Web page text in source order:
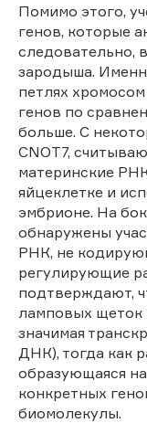
Помимо этого,
генов, которые
следовательно,
зародыша.
петлях
генов по
больше. С
CNOT7,
материнские
яйцеклетке и
эмбрионе. На
обнаружены
РНК, не
регулирующие
подтверждают,
ламповых щеток
значимая
ДНК), тогда как
образующаяся
конкретных
биомолекулы.